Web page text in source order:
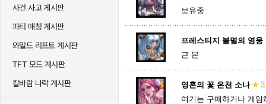
사건 사고 게시판
파티 매칭 게시판
와일드 리프트 게시판
TFT 모드 게시판
칼바람 나락 게시판
보유중
프레스티지 불멸의 영웅
근 본
영혼의 꽃 온천 소나
여기는 구매하거나 게